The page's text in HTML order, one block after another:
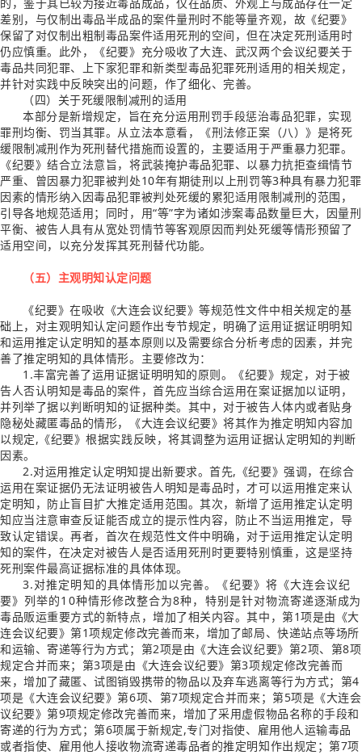
差别，与仅制出毒品半成品的案件量刑时不能等量齐观，故《纪要》
保留了对仅制出粗制毒品案件适用死刑的空间，但在决定死刑适用时
仍应慎重。此外，《纪要》充分吸收了大连、武汉两个会议纪要关于
毒品共同犯罪、上下家犯罪和新类型毒品犯罪死刑适用的相关规定，
并针对实践中反映突出的问题，作了细化、完善。
（四）关于死缓限制减刑的适用
本部分是新增规定，旨在充分运用刑罚手段惩治毒品犯罪，实现
罪刑均衡、罚当其罪。从立法本意看，《刑法修正案（八）》是将死
缓限制减刑作为死刑替代措施而设置的，主要适用于严重暴力犯罪。
《纪要》结合立法意旨，将武装掩护毒品犯罪、以暴力抗拒查缉情节
严重、曾因暴力犯罪被判处10年有期徒刑以上刑罚等3种具有暴力犯罪
因素的情形纳入因毒品犯罪被判处死缓的累犯适用限制减刑的范围，
引导各地规范适用；同时，用“等”字为诸如涉案毒品数量巨大，因量刑
平衡、被告人具有从宽处罚情节等客观原因而判处死缓等情形预留了
适用空间，以充分发挥其死刑替代功能。
（五）主观明知认定问题
《纪要》在吸收《大连会议纪要》等规范性文件中相关规定的基
础上，对主观明知认定问题作出专节规定，明确了运用证据证明明知
和运用推定认定明知的基本原则以及需要综合分析考虑的因素，并完
善了推定明知的具体情形。主要修改为：
1.丰富完善了运用证据证明明知的原则。《纪要》规定，对于被
告人否认明知是毒品的案件，首先应当综合运用在案证据加以证明，
并列举了据以判断明知的证据种类。其中，对于被告人体内或者贴身
隐秘处藏匿毒品的情形，《大连会议纪要》将其作为推定明知内容加
以规定,《纪要》根据实践反映，将其调整为运用证据认定明知的判断
因素。
2.对运用推定认定明知提出新要求。首先,《纪要》强调，在综合
运用在案证据仍无法证明被告人明知是毒品时，才可以运用推定来认
定明知，防止盲目扩大推定适用范围。其次，新增了运用推定认定明
知应当注意审查反证能否成立的提示性内容，防止不当运用推定，导
致认定错误。再者，首次在规范性文件中明确，对于运用推定认定明
知的案件，在决定对被告人是否适用死刑时更要特别慎重，这是坚持
死刑案件最高证据标准的具体体现。
3.对推定明知的具体情形加以完善。《纪要》将《大连会议纪
要》列举的10种情形修改整合为8种，特别是针对物流寄递逐渐成为
毒品贩运重要方式的新特点，增加了相关内容。其中，第1项是由《大
连会议纪要》第1项规定修改完善而来，增加了邮局、快递站点等场所
和运输、寄递等行为方式；第2项是由《大连会议纪要》第2项、第8项
规定合并而来；第3项是由《大连会议纪要》第3项规定修改完善而
来，增加了藏匿、试图销毁携带的物品以及弃车逃离等行为方式；第4
项是《大连会议纪要》第6项、第7项规定合并而来；第5项是《大连会
议纪要》第9项规定修改完善而来，增加了采用虚假物品名称的手段和
寄递的行为方式；第6项属于新规定,专门对指使、雇用他人运输毒品
或者指使、雇用他人接收物流寄递毒品者的推定明知作出规定；第7项